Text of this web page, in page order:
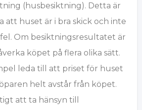
(husbesiktning). Detta är
att huset är i bra skick och inte
Om besiktningsresultatet är
köpet på flera olika sätt.
leda till att priset för huset
helt avstår från köpet.
att ta hänsyn till